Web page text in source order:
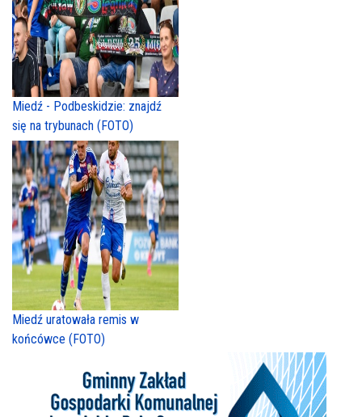
Miedź - Podbeskidzie: znajdź
się na trybunach (FOTO)
Miedź uratowała remis w
końcówce (FOTO)